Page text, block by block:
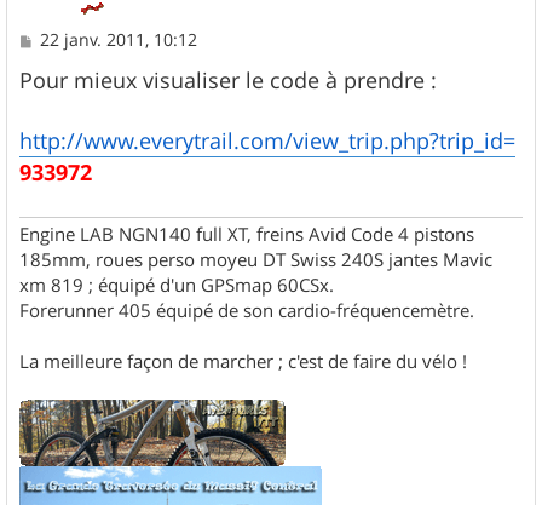
M
s
s
g
e
22 janv. 2011, 10:12
Pour mieux visualiser le code à prendre :
http://www.everytrail.com/view_trip.php?trip_id=
933972
Engine LAB NGN140 full XT, freins Avid Code 4 pistons
185mm, roues perso moyeu DT Swiss 240S jantes Mavic
xm 819 ; équipé d'un GPSmap 60CSx.
Forerunner 405 équipé de son cardio-fréquencemètre.
La meilleure façon de marcher ; c'est de faire du vélo !